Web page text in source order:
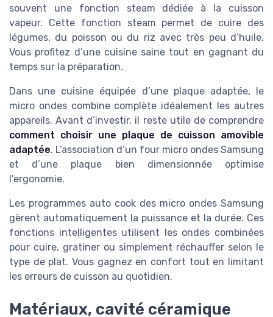
souvent une fonction steam dédiée à la cuisson
vapeur. Cette fonction steam permet de cuire des
légumes, du poisson ou du riz avec très peu d’huile.
Vous profitez d’une cuisine saine tout en gagnant du
temps sur la préparation.
Dans une cuisine équipée d’une plaque adaptée, le
micro ondes combine complète idéalement les autres
appareils. Avant d’investir, il reste utile de comprendre
comment choisir une plaque de cuisson amovible
adaptée. L’association d’un four micro ondes Samsung
et d’une plaque bien dimensionnée optimise
l’ergonomie.
Les programmes auto cook des micro ondes Samsung
gèrent automatiquement la puissance et la durée. Ces
fonctions intelligentes utilisent les ondes combinées
pour cuire, gratiner ou simplement réchauffer selon le
type de plat. Vous gagnez en confort tout en limitant
les erreurs de cuisson au quotidien.
Matériaux, cavité céramique